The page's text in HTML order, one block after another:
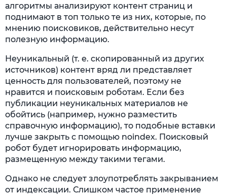
алгоритмы анализируют контент страниц и
поднимают в топ только те из них, которые, по
мнению поисковиков, действительно несут
полезную информацию.
Неуникальный (т. е. скопированный из других
источников) контент вряд ли представляет
ценность для пользователей, поэтому не
нравится и поисковым роботам. Если без
публикации неуникальных материалов не
обойтись (например, нужно разместить
справочную информацию), то подобные вставки
лучше закрыть с помощью noindex. Поисковый
робот будет игнорировать информацию,
размещенную между такими тегами.
Однако не следует злоупотреблять закрыванием
от индексации. Слишком частое применение